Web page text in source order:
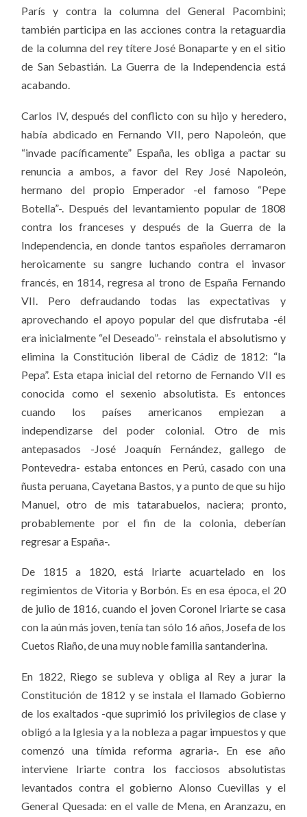
París y contra la columna del General Pacombini;
también participa en las acciones contra la retaguardia
de la columna del rey títere José Bonaparte y en el sitio
de San Sebastián. La Guerra de la Independencia está
acabando.
Carlos IV, después del conflicto con su hijo y heredero,
había abdicado en Fernando VII, pero Napoleón, que
“invade pacíficamente” España, les obliga a pactar su
renuncia a ambos, a favor del Rey José Napoleón,
hermano del propio Emperador -el famoso “Pepe
Botella”-. Después del levantamiento popular de 1808
contra los franceses y después de la Guerra de la
Independencia, en donde tantos españoles derramaron
heroicamente su sangre luchando contra el invasor
francés, en 1814, regresa al trono de España Fernando
VII. Pero defraudando todas las expectativas y
aprovechando el apoyo popular del que disfrutaba -él
era inicialmente “el Deseado”- reinstala el absolutismo y
elimina la Constitución liberal de Cádiz de 1812: “la
Pepa”. Esta etapa inicial del retorno de Fernando VII es
conocida como el sexenio absolutista. Es entonces
cuando los países americanos empiezan a
independizarse del poder colonial. Otro de mis
antepasados -José Joaquín Fernández, gallego de
Pontevedra- estaba entonces en Perú, casado con una
ñusta peruana, Cayetana Bastos, y a punto de que su hijo
Manuel, otro de mis tatarabuelos, naciera; pronto,
probablemente por el fin de la colonia, deberían
regresar a España-.
De 1815 a 1820, está Iriarte acuartelado en los
regimientos de Vitoria y Borbón. Es en esa época, el 20
de julio de 1816, cuando el joven Coronel Iriarte se casa
con la aún más joven, tenía tan sólo 16 años, Josefa de los
Cuetos Riaño, de una muy noble familia santanderina.
En 1822, Riego se subleva y obliga al Rey a jurar la
Constitución de 1812 y se instala el llamado Gobierno
de los exaltados -que suprimió los privilegios de clase y
obligó a la Iglesia y a la nobleza a pagar impuestos y que
comenzó una tímida reforma agraria-. En ese año
interviene Iriarte contra los facciosos absolutistas
levantados contra el gobierno Alonso Cuevillas y el
General Quesada: en el valle de Mena, en Aranzazu, en